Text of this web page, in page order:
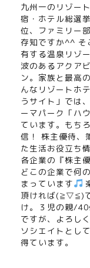
九州一のリゾー
宿・ホテル総選
位、ファミリー
存知ですか^^ そ
有する温泉リゾ
波のあるアクア
ン。家族と最高
んなリゾートホ
うサイト」では
ーマパーク「ハ
ています。もち
信！ 株主優待、
た生活お役立ち
各企業の『株主
どこの企業で何
まっています
頂ければ(≧▽≦)
け。３児の親/
ですが、よろし
ソシエイトとし
得ています。